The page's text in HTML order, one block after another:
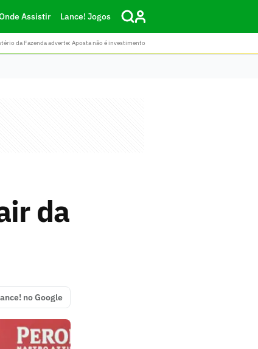
Assistir Lance! Jogos
da Fazenda adverte: Aposta não é investimento
da
no Google